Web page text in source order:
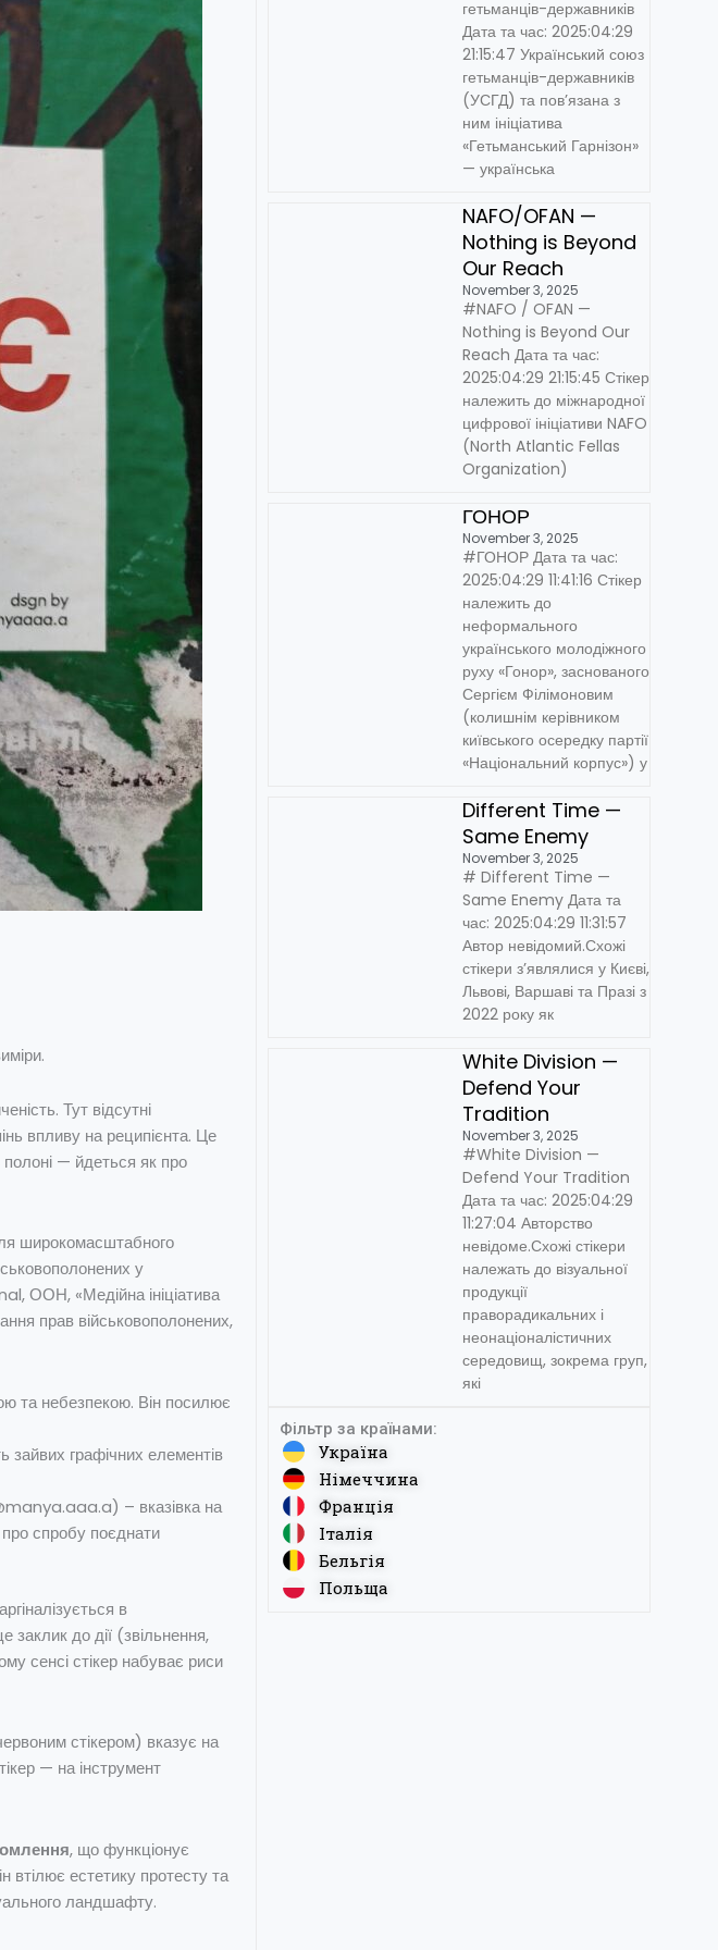
Тут відсутні
впливу на реципієнта. Це
— йдеться як про
широкомасштабного
у
ООН, «Медійна ініціатива
прав військовополонених,
та небезпекою. Він посилює
зайвих графічних елементів
– вказівка на
про спробу поєднати
в
заклик до дії (звільнення,
сенсі стікер набуває риси
стікером) вказує на
— на інструмент
, що функціонує
втілює естетику протесту та
ландшафту.
гетьманців-державників
Дата та час: 2025:04:29
21:15:47 Український союз
гетьманців-державників
(УСГД) та пов’язана з
ним ініціатива
«Гетьманський Гарнізон»
— українська
NAFO/OFAN —
Nothing is Beyond
Our Reach
November 3, 2025
#NAFO / OFAN —
Nothing is Beyond Our
Reach Дата та час:
2025:04:29 21:15:45 Стікер
належить до міжнародної
цифрової ініціативи NAFO
(North Atlantic Fellas
Organization)
ГОНОР
November 3, 2025
#ГОНОР Дата та час:
2025:04:29 11:41:16 Стікер
належить до
неформального
українського молодіжного
руху «Гонор», заснованого
Сергієм Філімоновим
(колишнім керівником
київського осередку партії
«Національний корпус») у
Different Time —
Same Enemy
November 3, 2025
# Different Time —
Same Enemy Дата та
час: 2025:04:29 11:31:57
Автор невідомий.Схожі
стікери з’являлися у Києві,
Львові, Варшаві та Празі з
2022 року як
White Division —
Defend Your
Tradition
November 3, 2025
#White Division —
Defend Your Tradition
Дата та час: 2025:04:29
11:27:04 Авторство
невідоме.Схожі стікери
належать до візуальної
продукції
праворадикальних і
неонаціоналістичних
середовищ, зокрема груп,
які
Фільтр за країнами:
Україна
Німеччина
Франція
Італія
Бельгія
Польща